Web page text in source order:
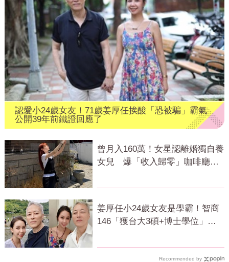
認愛小24歲女友！71歲姜厚任挨酸「恐被騙」霸氣
公開39年前鐵證回應了
曾月入160萬！女星認離婚獨自養
女兒 爆「收入歸零」咖啡廳打
姜厚任小24歲女友是學霸！智商
146「獲台大3碩+博士學位」
Recommended by